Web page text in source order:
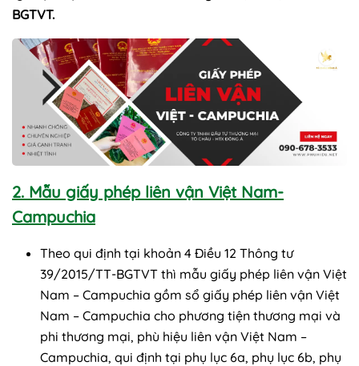
BGTVT.
2. Mẫu giấy phép liên vận Việt Nam-
Campuchia
Theo qui định tại khoản 4 Điều 12 Thông tư
39/2015/TT-BGTVT thì mẫu giấy phép liên vận Việt
Nam – Campuchia gồm sổ giấy phép liên vận Việt
Nam – Campuchia cho phương tiện thương mại và
phi thương mại, phù hiệu liên vận Việt Nam –
Campuchia, qui định tại phụ lục 6a, phụ lục 6b, phụ